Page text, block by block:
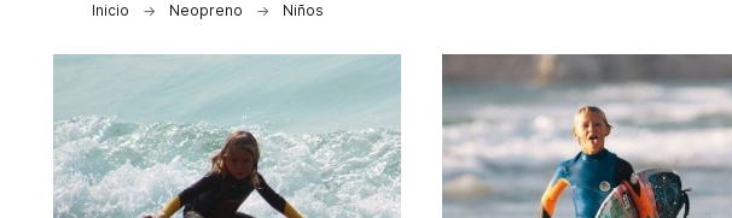
Inicio Neopreno Niños